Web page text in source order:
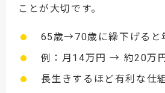
ことが大切です。
65歳→70歳に繰下げると
例：月14万円 → 約20万
長生きするほど有利な仕